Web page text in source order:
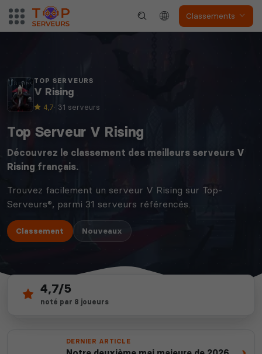
Classements
TOP SERVEURS
V Rising
4,7· 31 serveurs
Top Serveur V Rising
Découvrez le classement des meilleurs serveurs V
Rising français.
Trouvez facilement un serveur V Rising sur Top-
Serveurs®, parmi 31 serveurs référencés.
Classement Nouveaux
31
serveurs actifs
depuis 2012
4,7/5
noté par 8 joueurs
DERNIER ARTICLE